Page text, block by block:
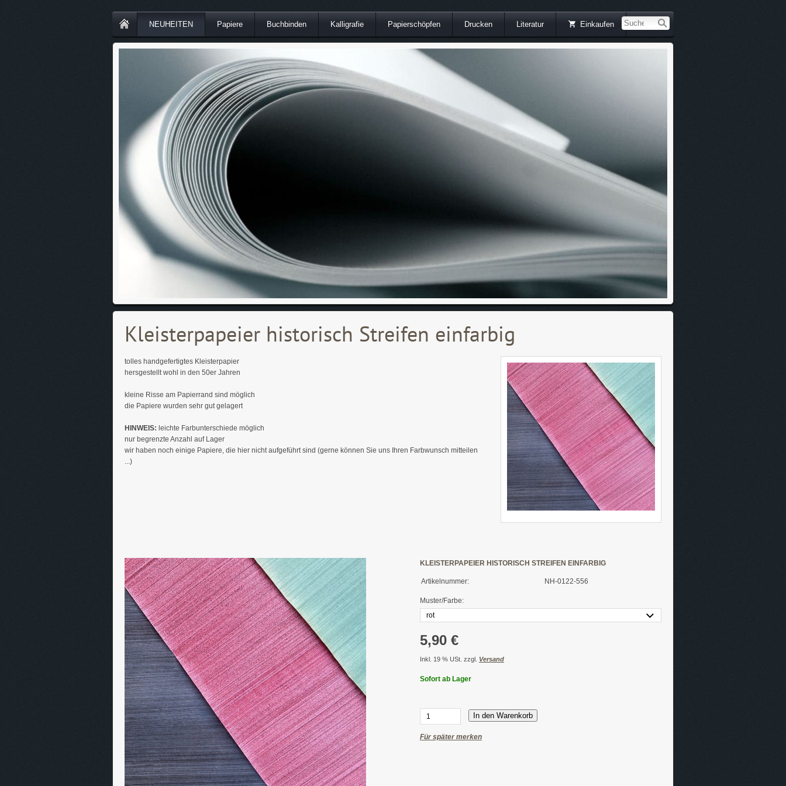
NEUHEITEN Papiere Buchbinden Kalligrafie Papierschöpfen Drucken Literatur Einkaufen
Kleisterpapeier historisch Streifen einfarbig
tolles handgefertigtes Kleisterpapier
hersgestellt wohl in den 50er Jahren
kleine Risse am Papierrand sind möglich
die Papiere wurden sehr gut gelagert
HINWEIS: leichte Farbunterschiede möglich
nur begrenzte Anzahl auf Lager
wir haben noch einige Papiere, die hier nicht aufgeführt sind (gerne können Sie uns Ihren Farbwunsch mitteilen
...)
KLEISTERPAPEIER HISTORISCH STREIFEN EINFARBIG
Artikelnummer: NH-0122-556
Muster/Farbe:
5,90 €
Inkl. 19 % USt. zzgl. Versand
Sofort ab Lager
In den Warenkorb
Für später merken